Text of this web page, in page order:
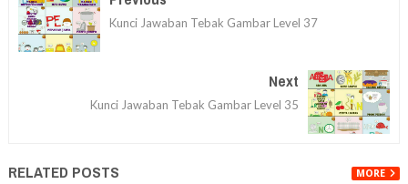
Kunci Jawaban Tebak Gambar Level 37
Next
Kunci Jawaban Tebak Gambar Level 35
RELATED POSTS MORE